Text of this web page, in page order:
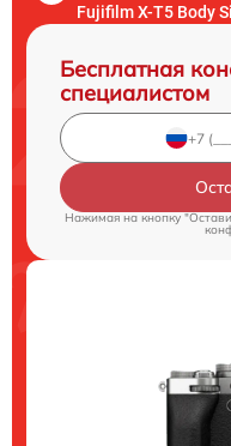
Fujifilm X-T5 Body
Бесплатная
специалистом
Нажимая на кнопку